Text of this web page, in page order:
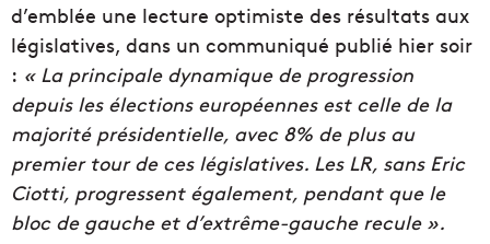
d’emblée une lecture optimiste des résultats aux
législatives, dans un communiqué publié hier soir
: « La principale dynamique de progression
depuis les élections européennes est celle de la
majorité présidentielle, avec 8% de plus au
premier tour de ces législatives. Les LR, sans Eric
Ciotti, progressent également, pendant que le
bloc de gauche et d’extrême-gauche recule ».